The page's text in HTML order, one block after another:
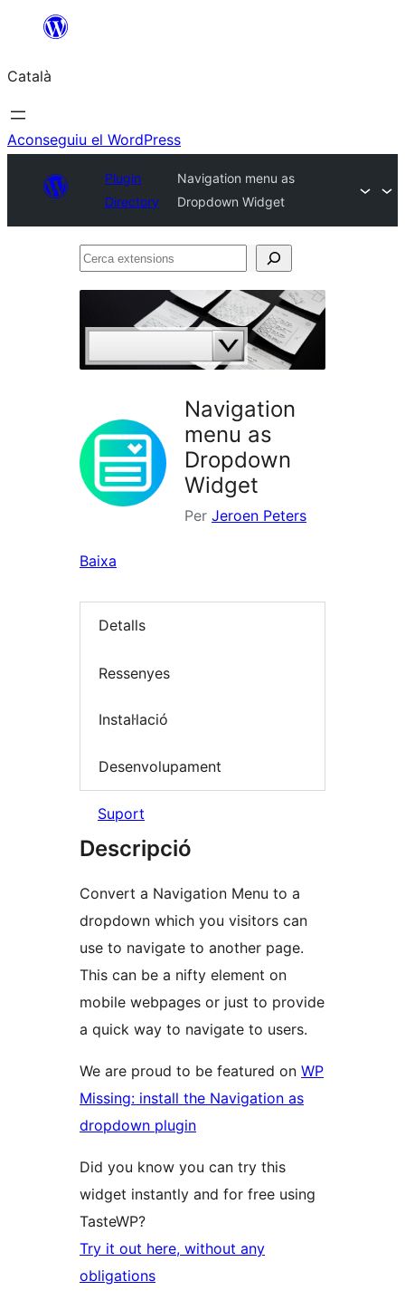
contingut
Català
Aconseguiu el WordPress
Plugin
Directory
Navigation menu as
Dropdown Widget
Cerca
Navigation
menu as
Dropdown
Widget
Per Jeroen Peters
Baixa
Detalls
Ressenyes
Instal·lació
Desenvolupament
Suport
Descripció
Convert a Navigation Menu to a
dropdown which you visitors can
use to navigate to another page.
This can be a nifty element on
mobile webpages or just to provide
a quick way to navigate to users.
We are proud to be featured on WP
Missing: install the Navigation as
dropdown plugin
Did you know you can try this
widget instantly and for free using
TasteWP?
Try it out here, without any
obligations